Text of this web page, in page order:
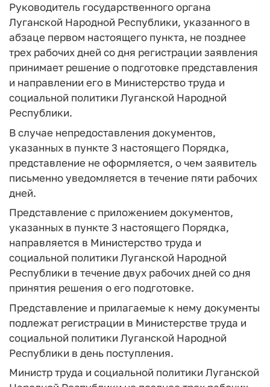
Руководитель государственного органа
Луганской Народной Республики, указанного в
абзаце первом настоящего пункта, не позднее
трех рабочих дней со дня регистрации заявления
принимает решение о подготовке представления
и направлении его в Министерство труда и
социальной политики Луганской Народной
Республики.
В случае непредоставления документов,
указанных в пункте 3 настоящего Порядка,
представление не оформляется, о чем заявитель
письменно уведомляется в течение пяти рабочих
дней.
Представление с приложением документов,
указанных в пункте 3 настоящего Порядка,
направляется в Министерство труда и
социальной политики Луганской Народной
Республики в течение двух рабочих дней со дня
принятия решения о его подготовке.
Представление и прилагаемые к нему документы
подлежат регистрации в Министерстве труда и
социальной политики Луганской Народной
Республики в день поступления.
Министр труда и социальной политики Луганской